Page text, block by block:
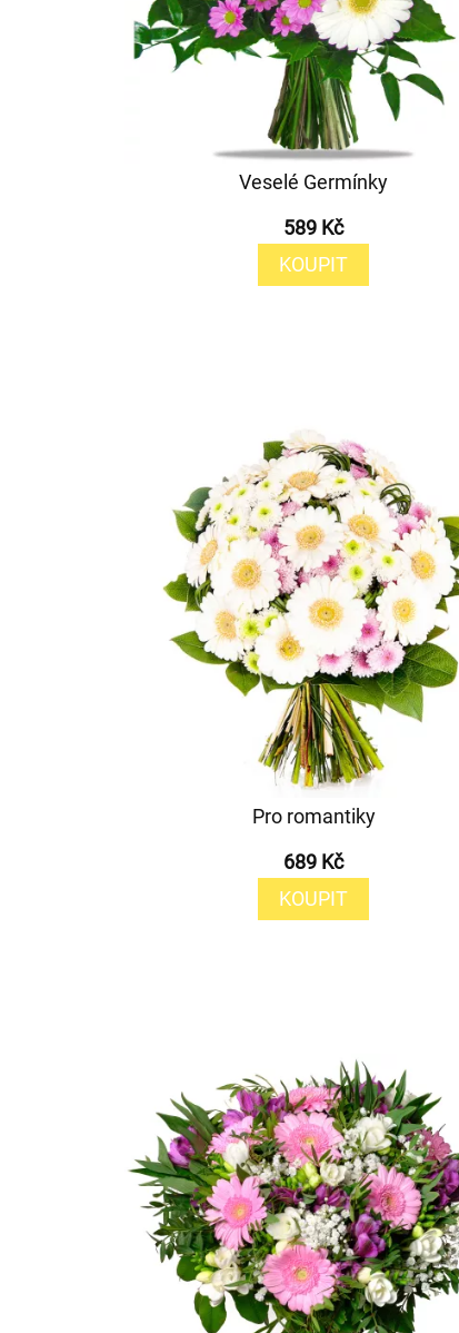
Veselé Germínky
589 Kč
KOUPIT
Pro romantiky
689 Kč
KOUPIT